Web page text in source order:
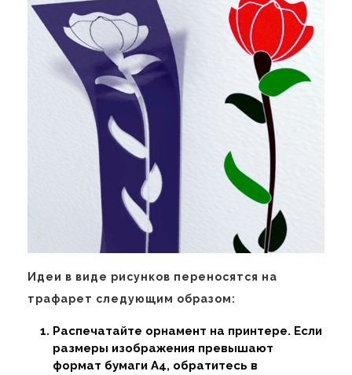
Идеи в виде рисунков переносятся на
трафарет следующим образом:
Распечатайте орнамент на принтере. Если
размеры изображения превышают
формат бумаги А4, обратитесь в